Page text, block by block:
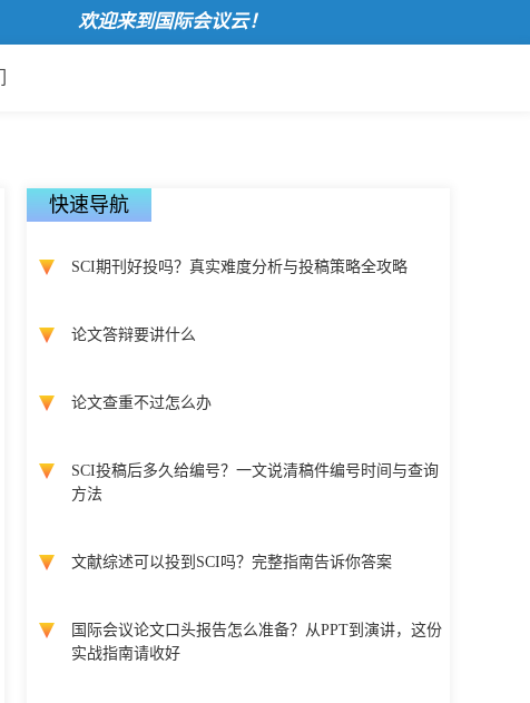
欢迎来到国际会议云！
快速导航
SCI期刊好投吗？真实难度分析与投稿策略全攻略
论文答辩要讲什么
论文查重不过怎么办
SCI投稿后多久给编号？一文说清稿件编号时间与查询
方法
文献综述可以投到SCI吗？完整指南告诉你答案
国际会议论文口头报告怎么准备？从PPT到演讲，这份
实战指南请收好